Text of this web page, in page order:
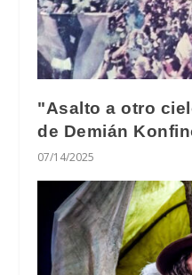
"Asalto a otro
de Demián
07/14/2025